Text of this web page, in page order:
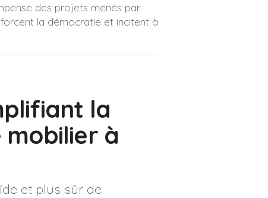
des projets menés par
la démocratie et incitent à
la
à
et plus sûr de